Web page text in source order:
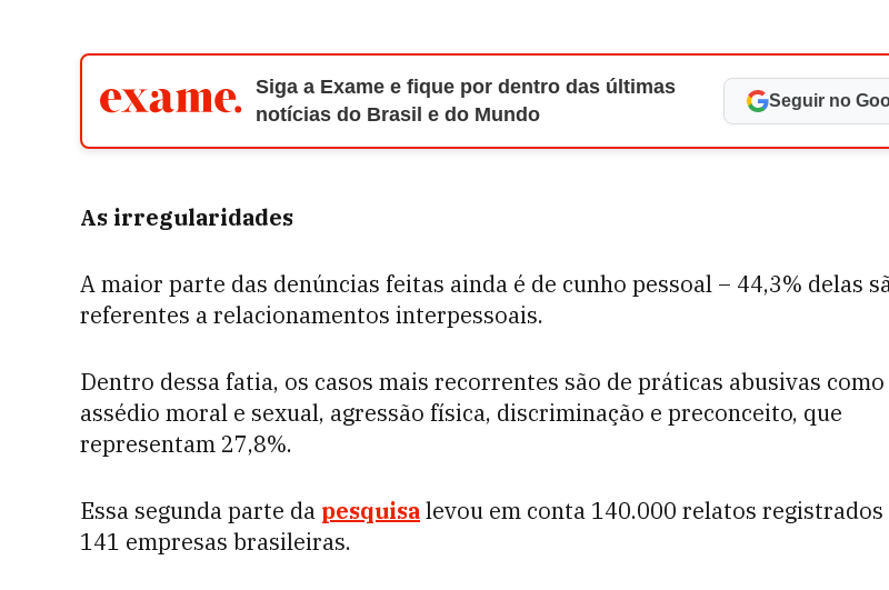
Siga a Exame e fique por dentro das últimas
notícias do Brasil e do Mundo
Seguir no
As irregularidades
A maior parte das denúncias feitas ainda é de cunho pessoal – 44,3% delas
referentes a relacionamentos interpessoais.
Dentro dessa fatia, os casos mais recorrentes são de práticas abusivas como
assédio moral e sexual, agressão física, discriminação e preconceito, que
representam 27,8%.
Essa segunda parte da pesquisalevou em conta 140.000 relatos registrados
141 empresas brasileiras.